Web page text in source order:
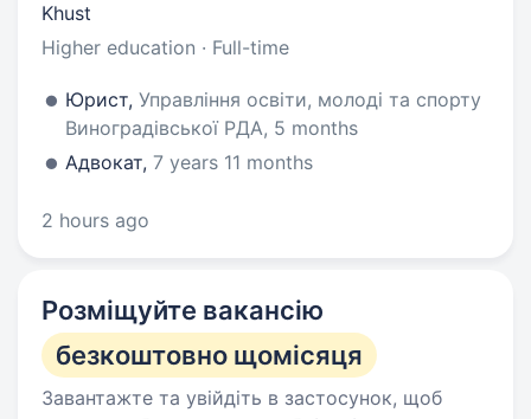
Khust
Higher education · Full-time
Юрист, Управління освіти, молоді та спорту
Виноградівської РДА, 5 months
Адвокат, 7 years 11 months
2 hours ago
Розміщуйте вакансію
безкоштовно щомісяця
Завантажте та увійдіть в застосунок, щоб